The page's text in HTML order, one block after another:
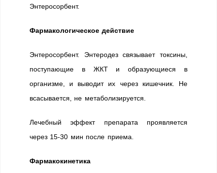
Энтеросорбент.
Фармакологическое действие
Энтеросорбент. Энтеродез связывает токсины,
поступающие в ЖКТ и образующиеся в
организме, и выводит их через кишечник. Не
всасывается, не метаболизируется.
Лечебный эффект препарата проявляется
через 15-30 мин после приема.
Фармакокинетика